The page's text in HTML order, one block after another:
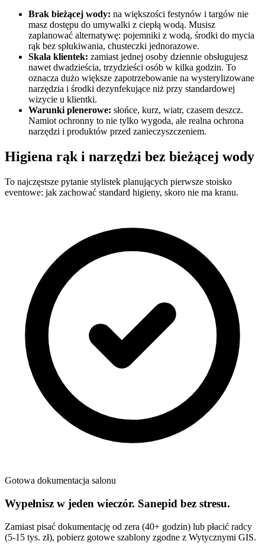
Brak bieżącej wody: na większości festynów i targów nie
masz dostępu do umywalki z ciepłą wodą. Musisz
zaplanować alternatywę: pojemniki z wodą, środki do mycia
rąk bez spłukiwania, chusteczki jednorazowe.
Skala klientek: zamiast jednej osoby dziennie obsługujesz
nawet dwadzieścia, trzydzieści osób w kilka godzin. To
oznacza dużo większe zapotrzebowanie na wysterylizowane
narzędzia i środki dezynfekujące niż przy standardowej
wizycie u klientki.
Warunki plenerowe: słońce, kurz, wiatr, czasem deszcz.
Namiot ochronny to nie tylko wygoda, ale realna ochrona
narzędzi i produktów przed zanieczyszczeniem.
Higiena rąk i narzędzi bez bieżącej wody
To najczęstsze pytanie stylistek planujących pierwsze stoisko
eventowe: jak zachować standard higieny, skoro nie ma kranu.
Gotowa dokumentacja salonu
Wypełnisz w jeden wieczór. Sanepid bez stresu.
Zamiast pisać dokumentację od zera (40+ godzin) lub płacić radcy
(5-15 tys. zł), pobierz gotowe szablony zgodne z Wytycznymi GIS.